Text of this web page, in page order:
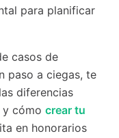
para planificar
casos de
paso a ciegas, te
diferencias
y cómo crear tu
en honorarios